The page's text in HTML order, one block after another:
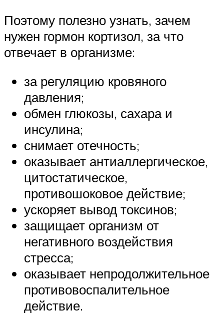
Поэтому полезно узнать, зачем
нужен гормон кортизол, за что
отвечает в организме:
за регуляцию кровяного
давления;
обмен глюкозы, сахара и
инсулина;
снимает отечность;
оказывает антиаллергическое,
цитостатическое,
противошоковое действие;
ускоряет вывод токсинов;
защищает организм от
негативного воздействия
стресса;
оказывает непродолжительное
противовоспалительное
действие.